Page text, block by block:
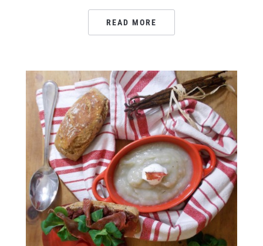
READ MORE